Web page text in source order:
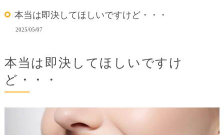
本当は即決してほしいですけど・・・
2025/05/07
本当は即決してほしいですけ
ど・・・